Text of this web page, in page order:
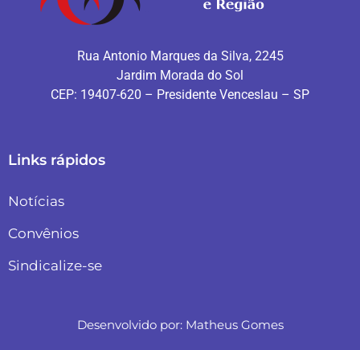
Rua Antonio Marques da Silva, 2245
Jardim Morada do Sol
CEP: 19407-620 – Presidente Venceslau – SP
Links rápidos
Notícias
Convênios
Sindicalize-se
Desenvolvido por: Matheus Gomes